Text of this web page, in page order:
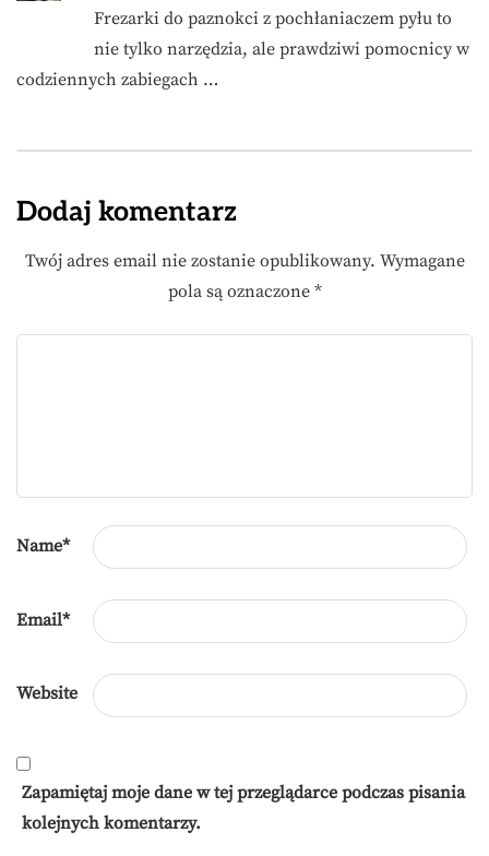
Frezarki do paznokci z pochłaniaczem pyłu to
nie tylko narzędzia, ale prawdziwi pomocnicy w
codziennych zabiegach …
Dodaj komentarz
Twój adres email nie zostanie opublikowany. Wymagane
pola są oznaczone *
Name*
Email*
Website
Zapamiętaj moje dane w tej przeglądarce podczas pisania
kolejnych komentarzy.